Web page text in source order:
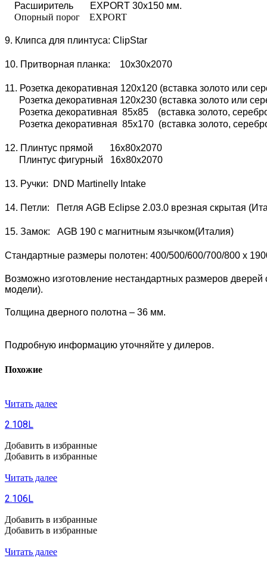
Расширитель EXPORT 30х150 мм.
Опорный порог EXPORT
9. Клипса для плинтуса: ClipStar
10. Притворная планка: 10х30х2070
11. Розетка декоративная 120х120 (вставка золото или
Розетка декоративная 120х230 (вставка золото или
Розетка декоративная 85х85 (вставка золото,
Розетка декоративная 85х170 (вставка золото,
12. Плинтус прямой 16х80х2070
Плинтус фигурный 16х80х2070
13. Ручки: DND Martinelly Intake
14. Петли: Петля AGB Eclipse 2.03.0 врезная скрытая
15. Замок: AGB 190 с магнитным язычком(Италия)
Стандартные размеры полотен: 400/500/600/700/800 x
Возможно изготовление нестандартных размеров
модели).
Толщина дверного полотна – 36 мм.
Подробную информацию уточняйте у дилеров.
Похожие
Читать далее
2.108L
Добавить в избранные
Добавить в избранные
Читать далее
2.106L
Добавить в избранные
Добавить в избранные
Читать далее